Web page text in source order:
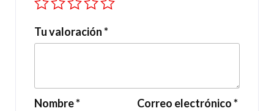
Tu valoración*
Nombre* Correo electrónico*